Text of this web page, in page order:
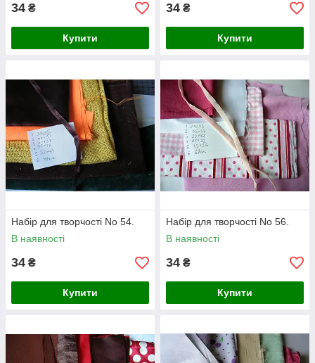
34 ₴
Купити
34 ₴
Купити
Набір для творчості No 54.
В наявності
34 ₴
Купити
Набір для творчості No 56.
В наявності
34 ₴
Купити